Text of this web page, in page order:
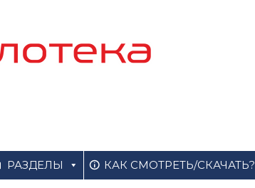
РАЗДЕЛЫ КАК СМОТРЕТЬ/СКАЧАТЬ?